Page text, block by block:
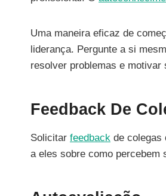
Uma maneira eficaz de
liderança. Pergunte a si
resolver problemas e motivar
Feedback De
Solicitar feedback de colegas
a eles sobre como percebem